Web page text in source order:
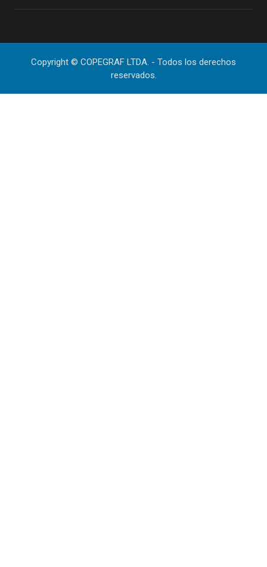
Copyright © COPEGRAF LTDA. - Todos los derechos
reservados.